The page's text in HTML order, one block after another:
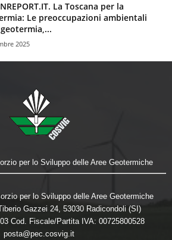
La Toscana per la
Le preoccupazioni ambientali
2025
per lo Sviluppo delle Aree Geotermiche
per lo Sviluppo delle Aree Geotermiche
Gazzei 24, 53030 Radicondoli (SI)
Cod. Fiscale/Partita IVA: 00725800528
posta@pec.cosvig.it